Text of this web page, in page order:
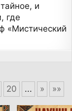
и
где
«Мистический
20 ... » »»